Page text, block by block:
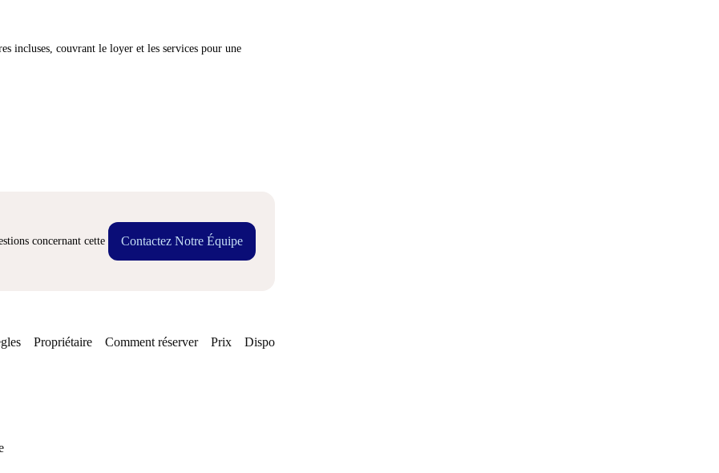
incluses, couvrant le loyer et les services pour une
concernant cette
Contactez Notre Équipe
Propriétaire Comment réserver Prix Disponibilités